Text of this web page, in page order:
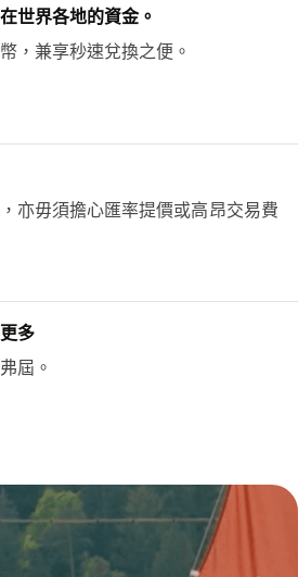
世界各地的資金。
，兼享秒速兌換之便。
亦毋須擔心匯率提價或高昂交易費
多
屆。